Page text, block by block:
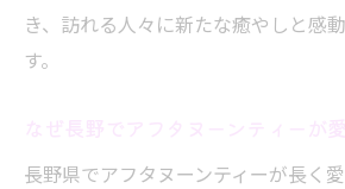
き、訪れる人々に新たな癒やしと感
す。
長野県でアフタヌーンティーが長く